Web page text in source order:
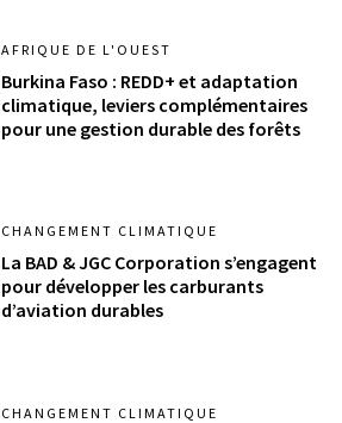
AFRIQUE DE L'OUEST
Burkina Faso : REDD+ et adaptation
climatique, leviers complémentaires
pour une gestion durable des forêts
CHANGEMENT CLIMATIQUE
La BAD & JGC Corporation s’engagent
pour développer les carburants
d’aviation durables
CHANGEMENT CLIMATIQUE